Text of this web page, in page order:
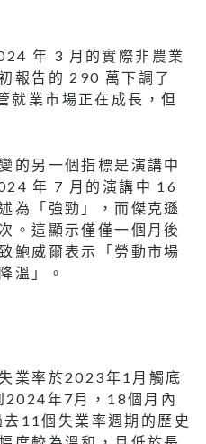
年 3 月的實際非農業
報告的 290 萬下調了
就業市場正在成長，但
的另一個指標是演講中
年 7 月的演講中 16
為「強勁」，而傑克遜
。這顯示僅僅一個月後
鮑威爾表示「勞動市場
溫」。
業率於2023年1月觸底
年7月，18個月內
11個失業率週期的歷史